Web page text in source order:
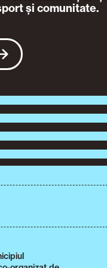
și comunitate.